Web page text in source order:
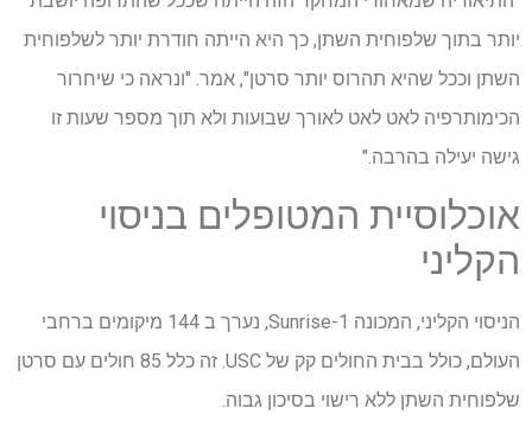
יותר בתוך שלפוחית השתן, כך היא הייתה חודרת יותר לשלפוחית
השתן וככל שהיא תהרוס יותר סרטן", אמר. "ונראה כי שיחרור
הכימותרפיה לאט לאט לאורך שבועות ולא תוך מספר שעות זו
גישה יעילה בהרבה."
אוכלוסיית המטופלים בניסוי
הקליני
הניסוי הקליני, המכונה Sunrise-1, נערך ב 144 מיקומים ברחבי
העולם, כולל בבית החולים קק של USC. זה כלל 85 חולים עם סרטן
שלפוחית השתן ללא רישוי בסיכון גבוה.